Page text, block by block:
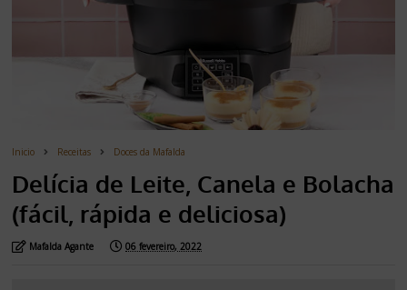
Inicio Receitas Doces da Mafalda
Delícia de Leite, Canela e Bolacha
(fácil, rápida e deliciosa)
Mafalda Agante 06 fevereiro, 2022